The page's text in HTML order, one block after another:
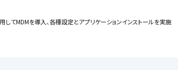
てMDMを導入、各種設定とアプリケーションインストールを実施